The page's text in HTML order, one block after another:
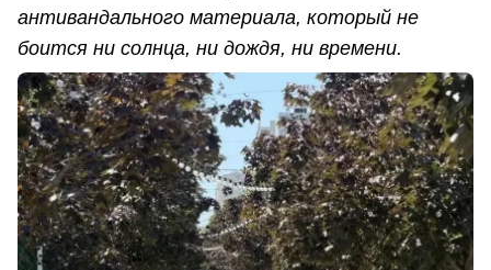
антивандального материала, который не
боится ни солнца, ни дождя, ни времени.